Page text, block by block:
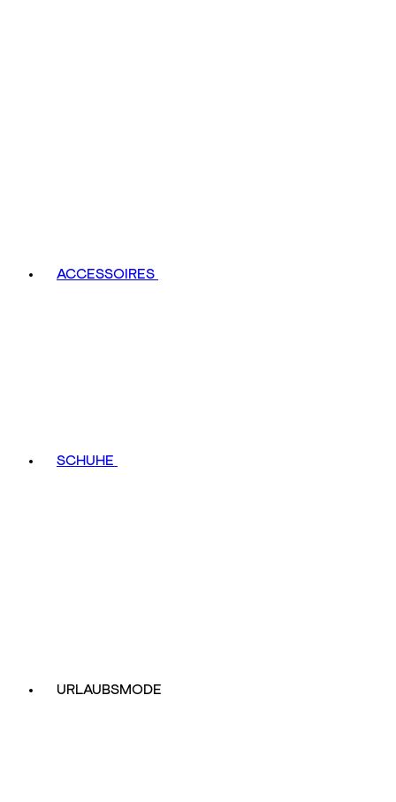
ACCESSOIRES
SCHUHE
URLAUBSMODE